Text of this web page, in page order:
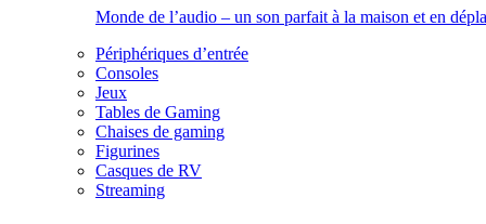
Monde de l’audio – un son parfait à la maison et en
Périphériques d’entrée
Consoles
Jeux
Tables de Gaming
Chaises de gaming
Figurines
Casques de RV
Streaming